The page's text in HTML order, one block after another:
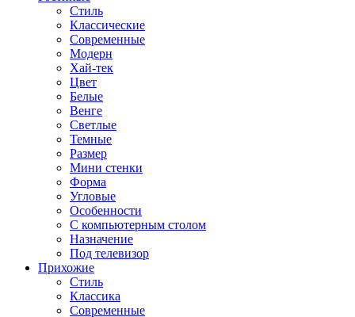
Стиль
Классические
Современные
Модерн
Хай-тек
Цвет
Белые
Венге
Светлые
Темные
Размер
Мини стенки
Форма
Угловые
Особенности
С компьютерным столом
Назначение
Под телевизор
Прихожие
Стиль
Классика
Современные